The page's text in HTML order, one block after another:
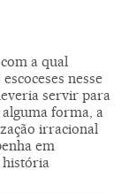
a qual
nesse
servir para
forma, a
irracional
em
história